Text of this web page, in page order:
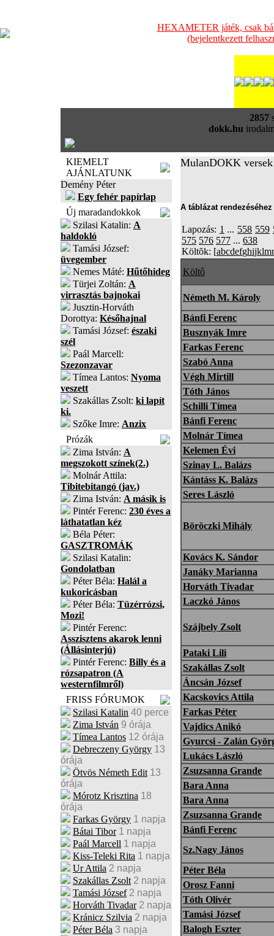
HEXAMETER játék, csak
(bejelentkezett
2857
dokk.hu
KIEMELT
AJÁNLATUNK
Demény Péter
Egy fehér papírlap
Új maradandokkok
Szilasi Katalin: A
haldokló
Tamási József:
üvegember
Nemes Máté: Hűtőhideg
Türjei Zoltán: A
virrasztás bajnokai
Jusztin-Horváth
Dorottya: Későhajnal
Tamási József: északi
szél
Paál Marcell:
Szezonzavar
Tímea Lantos: Nyoma
veszett
Szakállas Zsolt: ki lapít
ki.
Szőke Imre: Anzix
Prózák
Zima István: A
megszokott színek(2.)
Molnár Attila:
Tibitebitangó (jav.)
Zima István: A másik is
Pintér Ferenc: 230 éves a
láthatatlan kéz
Béla Péter:
GASZTROMÁK
Szilasi Katalin:
Gondolatban
Péter Béla: Halál a
kukoricásban
Péter Béla: Tüzérrózsi,
Mozi!
Pintér Ferenc:
Asszisztens akarok lenni
(Állásinterjú)
Pintér Ferenc: Billy és a
rózsapatron (A
westernfilmről)
FRISS FÓRUMOK
Szilasi Katalin 40 perce
Zima István 9 órája
Tímea Lantos 12 órája
Debreczeny György 13
órája
Ötvös Németh Edit 13
órája
Mórotz Krisztina 18
órája
Farkas György 1 napja
Bátai Tibor 1 napja
Paál Marcell 1 napja
Kiss-Teleki Rita 1 napja
Ur Attila 2 napja
Szakállas Zsolt 2 napja
Tamási József 2 napja
Horváth Tivadar 2 napja
Kránicz Szilvia 2 napja
Péter Béla 3 napja
MulanDOKK versek
A táblázat
Lapozás: 1 ... 558 559
575 576 577 ... 638
Költõk: [abcdefghijklm
Költô
Németh M. Károly
Bánfi Ferenc
Busznyák Imre
Farkas Ferenc
Szabó Anna
Végh Mirtill
Tóth János
Schilli Tímea
Bánfi Ferenc
Molnár Tímea
Kelemen Évi
Szinay L. Balázs
Kántáss K. Balázs
Seres László
Böröczki Mihály
Kovács K. Sándor
Janáky Marianna
Horváth Tivadar
Laczkó János
Szájbely Zsolt
Pataki Lili
Szakállas Zsolt
Áncsán József
Kacskovics Attila
Farkas Péter
Vajdics Anikó
Gyurcsi - Zalán
Lukács László
Zsuzsanna Grande
Bara Anna
Bara Anna
Zsuzsanna Grande
Bánfi Ferenc
Sz.Nagy János
Péter Béla
Orosz Fanni
Tóth Olivér
Tamási József
Balogh Eszter